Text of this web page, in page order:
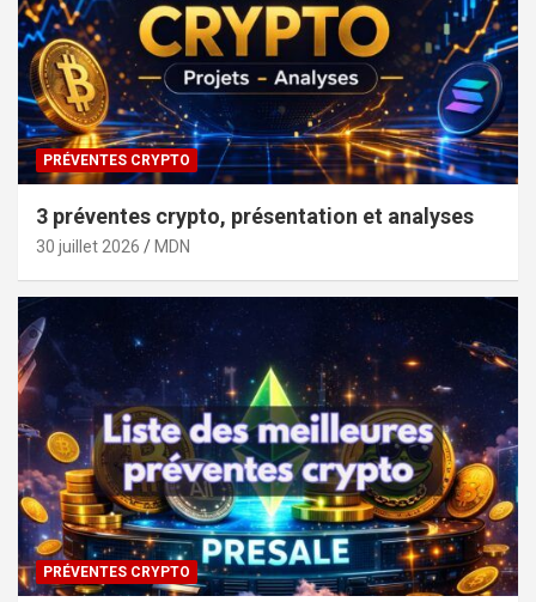
PRÉVENTES CRYPTO
3 préventes crypto, présentation et analyses
30 juillet 2026 MDN
PRÉVENTES CRYPTO